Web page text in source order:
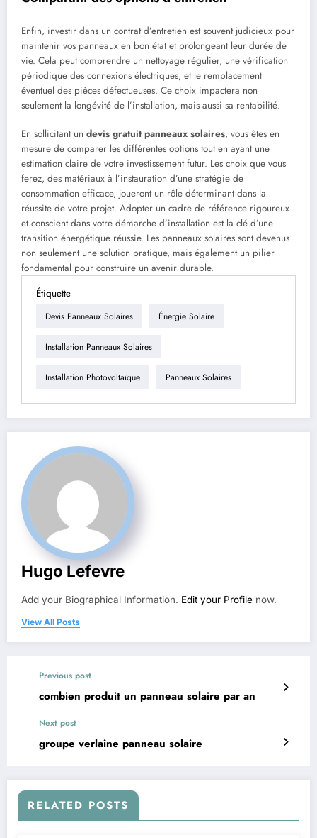
Enfin, investir dans un contrat d’entretien est souvent judicieux pour
maintenir vos panneaux en bon état et prolongeant leur durée de
vie. Cela peut comprendre un nettoyage régulier, une vérification
périodique des connexions électriques, et le remplacement
éventuel des pièces défectueuses. Ce choix impactera non
seulement la longévité de l’installation, mais aussi sa rentabilité.
En sollicitant un devis gratuit panneaux solaires, vous êtes en
mesure de comparer les différentes options tout en ayant une
estimation claire de votre investissement futur. Les choix que vous
ferez, des matériaux à l’instauration d’une stratégie de
consommation efficace, joueront un rôle déterminant dans la
réussite de votre projet. Adopter un cadre de référence rigoureux
et conscient dans votre démarche d’installation est la clé d’une
transition énergétique réussie. Les panneaux solaires sont devenus
non seulement une solution pratique, mais également un pilier
fondamental pour construire un avenir durable.
Étiquette
Devis Panneaux Solaires Énergie Solaire
Installation Panneaux Solaires
Installation Photovoltaïque Panneaux Solaires
Hugo Lefevre
Add your Biographical Information. Edit your Profile now.
View All Posts
Previous post
combien produit un panneau solaire par an
Next post
groupe verlaine panneau solaire
RELATED POSTS